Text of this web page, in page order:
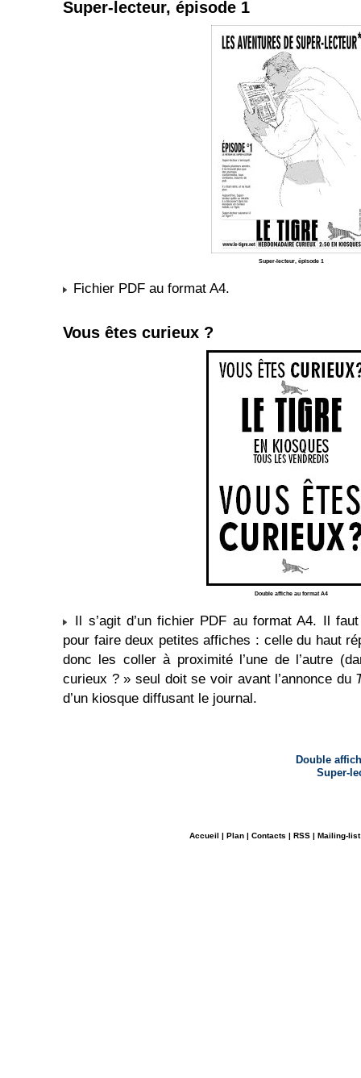
Super-lecteur, épisode 1
Super-lecteur, épisode 1
Fichier PDF au format A4.
Vous êtes curieux ?
Double affiche au format A4
Il s’agit d’un fichier PDF au format A4. Il
pour faire deux petites affiches : celle du haut
donc les coller à proximité l’une de l’autre
curieux ? » seul doit se voir avant l’annonce du
d’un kiosque diffusant le journal.
Double
Super-
Accueil | Plan | Contacts | RSS | Mailing-list